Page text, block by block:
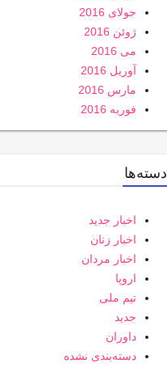
جولای 2016
ژوئن 2016
می 2016
آوریل 2016
مارس 2016
فوریه 2016
دسته‌ها
اخبار جدید
اخبار زنان
اخبار مردان
اروپا
تیم ملی
جدید
داوران
دسته‌بندی نشده